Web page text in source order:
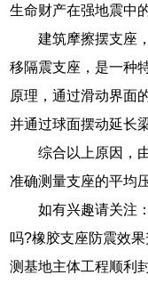
生命财产在强地震中
建筑摩擦摆支座
移隔震支座，是一种
原理，通过滑动界面
并通过球面摆动延长
综合以上原因，
准确测量支座的平均
如有兴趣请关注
吗?橡胶支座防震效
测基地主体工程顺利